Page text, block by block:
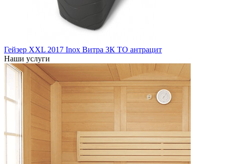
Гейзер XXL 2017 Inox Витра ЗК ТО антрацит
Наши услуги